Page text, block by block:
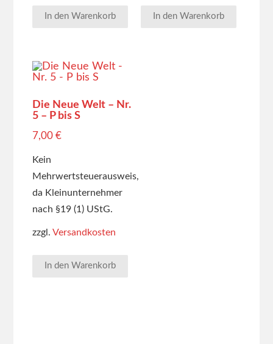
In den Warenkorb In den Warenkorb
Die Neue Welt – Nr.
5 – P bis S
7,00 €
Kein
Mehrwertsteuerausweis,
da Kleinunternehmer
nach §19 (1) UStG.
zzgl. Versandkosten
In den Warenkorb